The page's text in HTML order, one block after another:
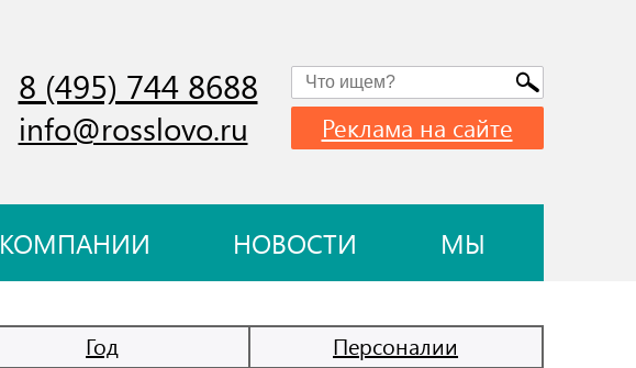
8 (495) 744 8688
info@rosslovo.ru Реклама на сайте
КОМПАНИИ НОВОСТИ МЫ
Год Персоналии